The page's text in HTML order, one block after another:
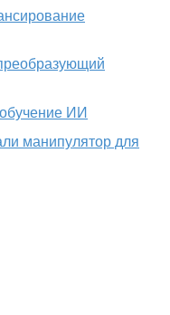
ИИ
манипулятор для